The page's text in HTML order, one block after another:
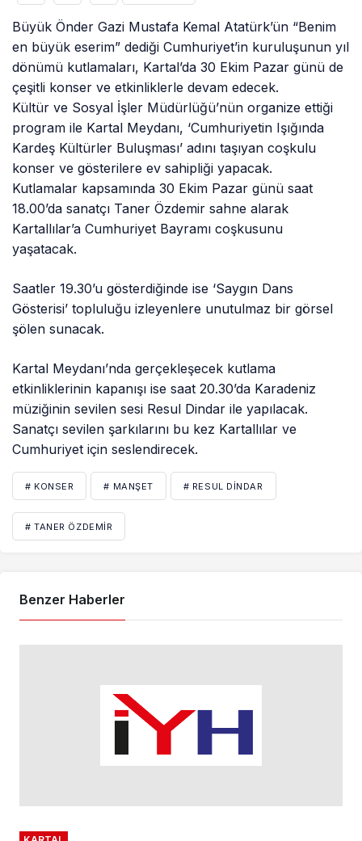
Büyük Önder Gazi Mustafa Kemal Atatürk’ün “Benim
en büyük eserim” dediği Cumhuriyet’in kuruluşunun yıl
dönümü kutlamaları, Kartal’da 30 Ekim Pazar günü de
çeşitli konser ve etkinliklerle devam edecek.
Kültür ve Sosyal İşler Müdürlüğü’nün organize ettiği
program ile Kartal Meydanı, ‘Cumhuriyetin Işığında
Kardeş Kültürler Buluşması’ adını taşıyan coşkulu
konser ve gösterilere ev sahipliği yapacak.
Kutlamalar kapsamında 30 Ekim Pazar günü saat
18.00’da sanatçı Taner Özdemir sahne alarak
Kartallılar’a Cumhuriyet Bayramı coşkusunu
yaşatacak.
Saatler 19.30’u gösterdiğinde ise ‘Saygın Dans
Gösterisi’ topluluğu izleyenlere unutulmaz bir görsel
şölen sunacak.
Kartal Meydanı’nda gerçekleşecek kutlama
etkinliklerinin kapanışı ise saat 20.30’da Karadeniz
müziğinin sevilen sesi Resul Dindar ile yapılacak.
Sanatçı sevilen şarkılarını bu kez Kartallılar ve
Cumhuriyet için seslendirecek.
# KONSER # MANŞET # RESUL DINDAR
# TANER ÖZDEMIR
Benzer Haberler